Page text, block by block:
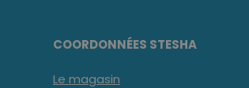
COORDONNÉES STESHA
Le magasin